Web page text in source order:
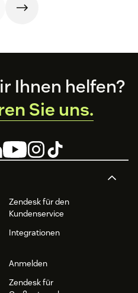
Arbeitsbelastung
eines Help
Centers.
Zendesk für den
Kundenservice
Integrationen
Anmelden
Zendesk für
Ihnen helfen?
Sie uns.